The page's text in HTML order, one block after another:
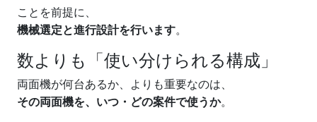
ことを前提に、
機械選定と進行設計を行います。
数よりも「使い分けられる構成」
両面機が何台あるか、よりも重要なのは、
その両面機を、いつ・どの案件で使うか。